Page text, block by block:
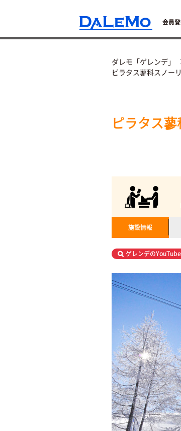
会員
ダレモ「ゲレンデ」
ピラタス蓼科スノー
ピラタス
施設情報
ゲレンデの